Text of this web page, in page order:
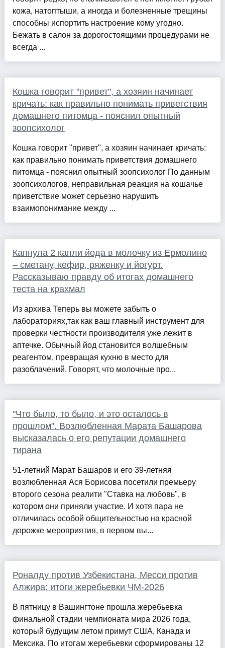
кожа, натоптыши, а иногда и болезненные трещины
способны испортить настроение кому угодно.
Бежать в салон за дорогостоящими процедурами не
всегда ...
Кошка говорит "привет", а хозяин начинает
кричать: как правильно понимать приветствия
домашнего питомца - пояснил опытный
зоопсихолог
Кошка говорит "привет", а хозяин начинает кричать:
как правильно понимать приветствия домашнего
питомца - пояснил опытный зоопсихолог По данным
зоопсихологов, неправильная реакция на кошачье
приветствие может серьезно нарушить
взаимопонимание между ...
Капнула 2 капли йода в молочку из Ермолино
– сметану, кефир, ряженку и йогурт.
Рассказываю правду об итогах домашнего
теста на крахмал
Из архива Теперь вы можете забыть о
лабораториях,так как ваш главный инструмент для
проверки честности производителя уже лежит в
аптечке. Обычный йод становится волшебным
реагентом, превращая кухню в место для
разоблачений. Говорят, что молочные про...
"Что было, то было, и это осталось в
прошлом". Возлюбленная Марата Башарова
высказалась о его репутации домашнего
тирана
51-летний Марат Башаров и его 39-летняя
возлюбленная Ася Борисова посетили премьеру
второго сезона реалити "Ставка на любовь", в
котором они приняли участие. И хотя пара не
отличилась особой общительностью на красной
дорожке мероприятия, в первом вы...
Роналду против Узбекистана, Месси против
Алжира: итоги жеребьевки ЧМ-2026
В пятницу в Вашингтоне прошла жеребьевка
финальной стадии чемпионата мира 2026 года,
который будущим летом примут США, Канада и
Мексика. По итогам жеребьевки сформированы 12